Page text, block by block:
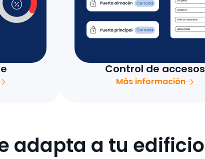
Control de accesos
Más información
adapta a tu edificio